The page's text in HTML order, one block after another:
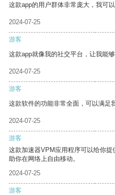
这款app的用户群体非常庞大，我可
2024-07-25
游客
这款app就像我的社交平台，让我能
2024-07-25
游客
这款软件的功能非常全面，可以满足
2024-07-25
游客
这款加速器VPM应用程序可以给你
助你在网络上自由移动。
2024-07-25
游客